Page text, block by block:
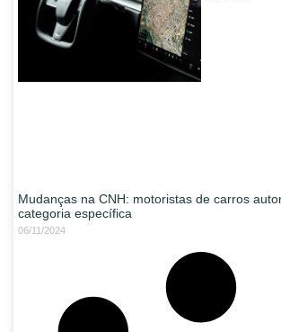
Mudanças na CNH: motoristas de carros
categoria específica
06/11/2024